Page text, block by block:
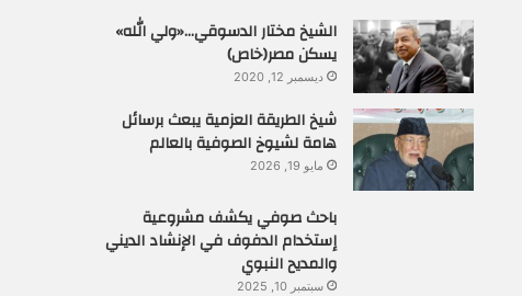
الشيخ مختار الدسوقي…«ولي الله»
يسكن مصر(خاص)
ديسمبر 12, 2020
شيخ الطريقة العزمية يبعث برسائل
هامة لشيوخ الصوفية بالعالم
مايو 19, 2026
باحث صوفي يكشف مشروعية
إستخدام الدفوف في الإنشاد الديني
والمديح النبوي
سبتمبر 10, 2025